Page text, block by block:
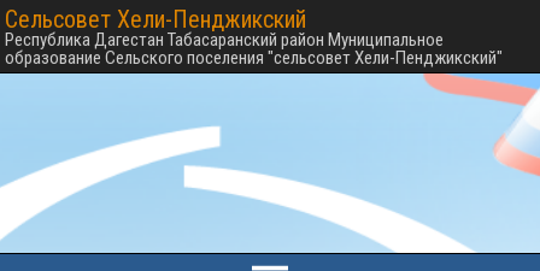
Сельсовет Хели-Пенджикский
Республика Дагестан Табасаранский район Муниципальное
образование Сельского поселения "сельсовет Хели-Пенджикский"